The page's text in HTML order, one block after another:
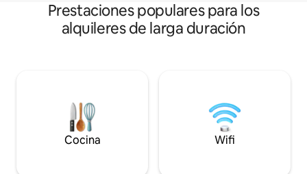
Prestaciones populares para los
alquileres de larga duración
Cocina Wifi